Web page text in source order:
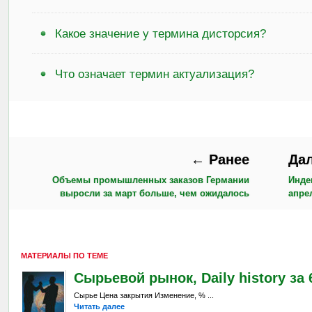
Какое значение у термина дисторсия?
Что означает термин актуализация?
← Ранее
Объемы промышленных заказов Германии
выросли за март больше, чем ожидалось
МАТЕРИАЛЫ ПО ТЕМЕ
Сырьевой рынок, Daily history за 6
Сырье Цена закрытия Изменение, % ...
Читать далее